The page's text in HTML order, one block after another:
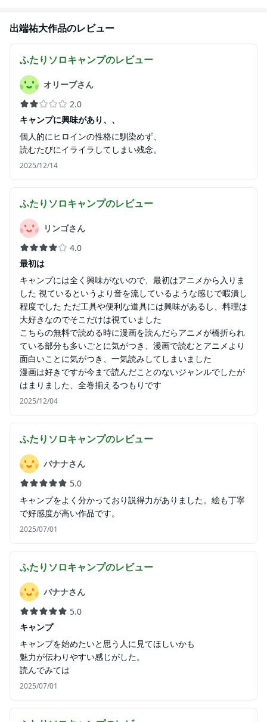
出端祐大作品のレビュー
ふたりソロキャンプのレビュー
オリーブさん
2.0
キャンプに興味があり、、
個人的にヒロインの性格に馴染めず、
読むたびにイライラしてしまい残念。
2025/12/14
ふたりソロキャンプのレビュー
リンゴさん
4.0
最初は
キャンプには全く興味がないので、最初はアニメから入りま
した 視ているというより音を流しているような感じで暇潰し
程度でした ただ工具や便利な道具には興味があるし、料理は
大好きなのでそこだけは視ていました
こちらの無料で読める時に漫画を読んだらアニメが橋折られ
ている部分も多いごとに気がつき、漫画で読むとアニメより
面白いことに気がつき、一気読みしてしまいました
漫画は好きですが今まで読んだことのないジャンルでしたが
はまりました、全巻揃えるつもりです
2025/12/04
ふたりソロキャンプのレビュー
バナナさん
5.0
キャンプをよく分かっており説得力がありました。絵も丁寧
で好感度が高い作品です。
2025/07/01
ふたりソロキャンプのレビュー
バナナさん
5.0
キャンプ
キャンプを始めたいと思う人に見てほしいかも
魅力が伝わりやすい感じがした。
読んでみては
2025/07/01